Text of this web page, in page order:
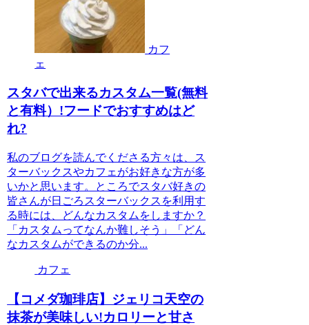
カフ
ェ
スタバで出来るカスタム一覧(無料
と有料）!フードでおすすめはど
れ?
私のブログを読んでくださる方々は、ス
ターバックスやカフェがお好きな方が多
いかと思います。ところでスタバ好きの
皆さんが日ごろスターバックスを利用す
る時には、どんなカスタムをしますか？
「カスタムってなんか難しそう」「どん
なカスタムができるのか分...
カフェ
【コメダ珈琲店】ジェリコ天空の
抹茶が美味しい!カロリーと甘さ